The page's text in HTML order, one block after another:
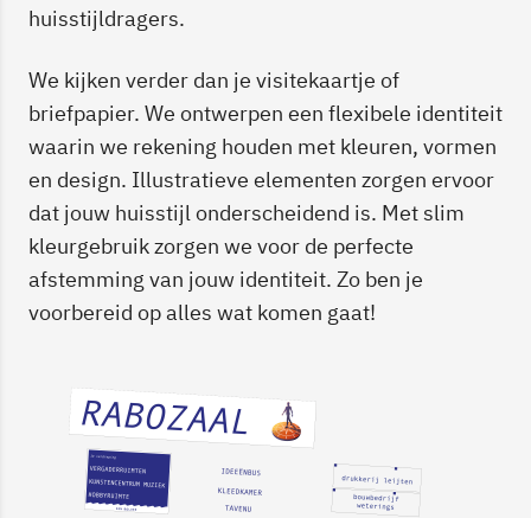
huisstijldragers.
We kijken verder dan je visitekaartje of
briefpapier. We ontwerpen een flexibele identiteit
waarin we rekening houden met kleuren, vormen
en design. Illustratieve elementen zorgen ervoor
dat jouw huisstijl onderscheidend is. Met slim
kleurgebruik zorgen we voor de perfecte
afstemming van jouw identiteit. Zo ben je
voorbereid op alles wat komen gaat!